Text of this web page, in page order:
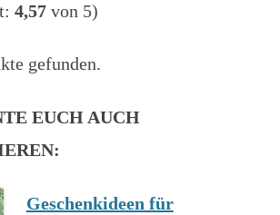
4,57 von 5)
gefunden.
EUCH AUCH
Geschenkideen für